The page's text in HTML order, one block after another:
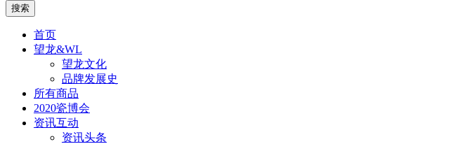
搜索
首页
望龙&WL
望龙文化
品牌发展史
所有商品
2020瓷博会
资讯互动
资讯头条